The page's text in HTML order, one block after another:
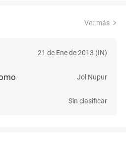
Ver más
21 de Ene de 2013 (IN)
Jol Nupur
Sin clasificar